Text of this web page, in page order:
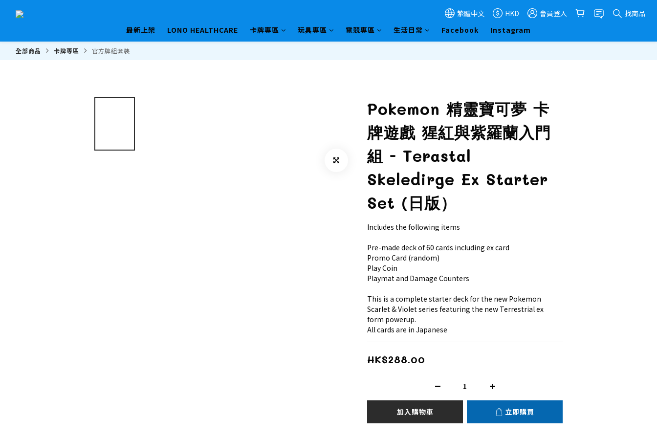
繁體中文 HKD 會員登入
找商品
最新上架
LONO HEALTHCARE 卡牌專區 玩具專區 電競專區 生活日常 Facebook Instagram
全部商品 卡牌專區 官方牌組套裝
Pokemon 精靈寶可夢 卡
牌遊戲 猩紅與紫羅蘭入門
組 - Terastal
Skeledirge Ex Starter
Set (日版）
Includes the following items
Pre-made deck of 60 cards including ex card
Promo Card (random)
Play Coin
Playmat and Damage Counters
This is a complete starter deck for the new Pokemon
Scarlet & Violet series featuring the new Terrestrial ex
form powerup.
All cards are in Japanese
HK$288.00
加入購物車 立即購買